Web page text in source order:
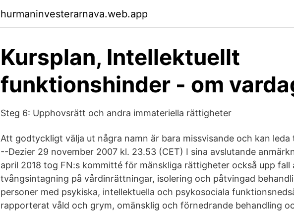
hurmaninvesterarnava.web.app
Kursplan, Intellektuellt
funktionshinder - om
Steg 6: Upphovsrätt och andra immateriella rättigheter
Att godtyckligt välja ut några namn är bara missvisande och kan leda
--Dezier 29 november 2007 kl. 23.53 (CET) I sina avslutande
april 2018 tog FN:s kommitté för mänskliga rättigheter också upp fall
tvångsintagning på vårdinrättningar, isolering och påtvingad
personer med psykiska, intellektuella och psykosociala
rapporterat våld och grym, omänsklig och förnedrande behandling